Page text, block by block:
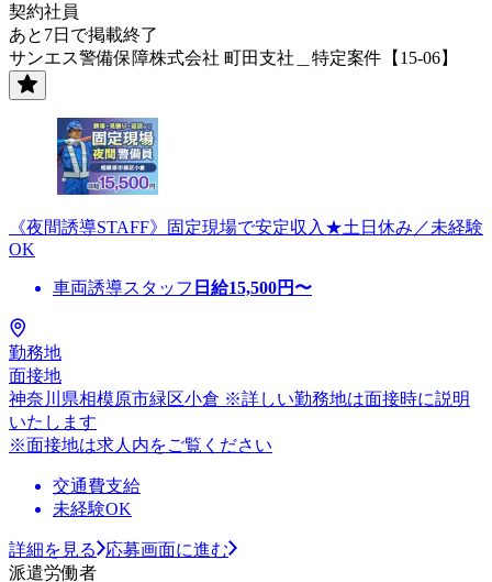
契約社員
あと7日で掲載終了
サンエス警備保障株式会社 町田支社＿特定案件【15-06】
《夜間誘導STAFF》固定現場で安定収入★土日休み／未経験
OK
車両誘導スタッフ 日給15,500円〜
勤務地
面接地
神奈川県相模原市緑区小倉 ※詳しい勤務地は面接時に説明
いたします
※面接地は求人内をご覧ください
交通費支給
未経験OK
詳細を見る
応募画面に進む
派遣労働者